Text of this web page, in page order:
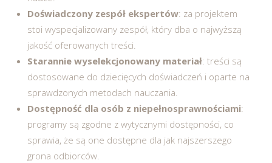
Doświadczony zespół ekspertów: za projektem
stoi wyspecjalizowany zespół, który dba o najwyższą
jakość oferowanych treści.
Starannie wyselekcjonowany materiał: treści są
dostosowane do dziecięcych doświadczeń i oparte na
sprawdzonych metodach nauczania.
Dostępność dla osób z niepełnosprawnościami:
programy są zgodne z wytycznymi dostępności, co
sprawia, że są one dostępne dla jak najszerszego
grona odbiorców.